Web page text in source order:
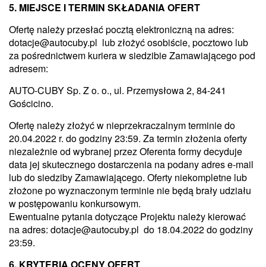
5. MIEJSCE I TERMIN SKŁADANIA OFERT
Ofertę należy przesłać pocztą elektroniczną na adres:
dotacje@autocuby.pl lub złożyć osobiście, pocztowo lub
za pośrednictwem kuriera w siedzibie Zamawiającego pod
adresem:
AUTO-CUBY Sp. Z o. o., ul. Przemysłowa 2, 84-241
Gościcino.
Ofertę należy złożyć w nieprzekraczalnym terminie do
20.04.2022 r. do godziny 23:59. Za termin złożenia oferty
niezależnie od wybranej przez Oferenta formy decyduje
data jej skutecznego dostarczenia na podany adres e-mail
lub do siedziby Zamawiającego. Oferty niekompletne lub
złożone po wyznaczonym terminie nie będą brały udziału
w postępowaniu konkursowym.
Ewentualne pytania dotyczące Projektu należy kierować
na adres: dotacje@autocuby.pl do 18.04.2022 do godziny
23:59.